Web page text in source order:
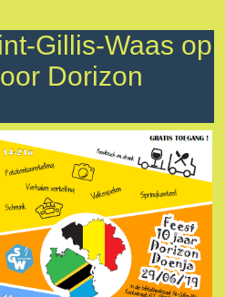
Gillis-Waas op
Dorizon